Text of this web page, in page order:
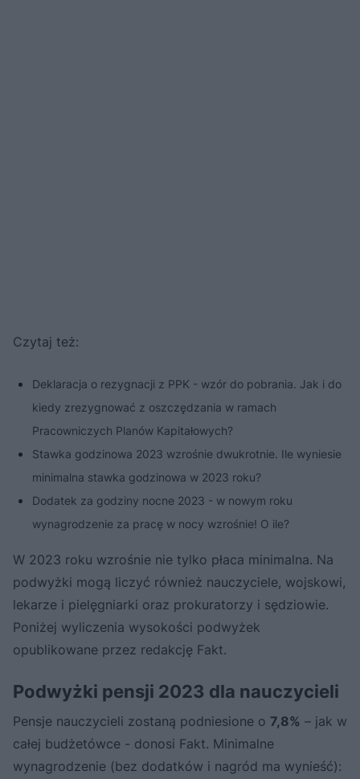
Czytaj też:
Deklaracja o rezygnacji z PPK - wzór do pobrania. Jak i do
kiedy zrezygnować z oszczędzania w ramach
Pracowniczych Planów Kapitałowych?
Stawka godzinowa 2023 wzrośnie dwukrotnie. Ile wyniesie
minimalna stawka godzinowa w 2023 roku?
Dodatek za godziny nocne 2023 - w nowym roku
wynagrodzenie za pracę w nocy wzrośnie! O ile?
W 2023 roku wzrośnie nie tylko płaca minimalna. Na
podwyżki mogą liczyć również nauczyciele, wojskowi,
lekarze i pielęgniarki oraz prokuratorzy i sędziowie.
Poniżej wyliczenia wysokości podwyżek
opublikowane przez redakcję Fakt.
Podwyżki pensji 2023 dla nauczycieli
Pensje nauczycieli zostaną podniesione o 7,8% – jak w
całej budżetówce - donosi Fakt. Minimalne
wynagrodzenie (bez dodatków i nagród ma wynieść):